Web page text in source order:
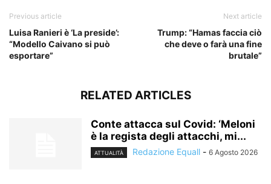
Previous article
Luisa Ranieri è ‘La preside’:
“Modello Caivano si può
esportare”
Next article
Trump: “Hamas faccia ciò
che deve o farà una fine
brutale”
RELATED ARTICLES
Conte attacca sul Covid: ‘Meloni
è la regista degli attacchi, mi...
ATTUALITÀ Redazione Equall - 6 Agosto 2026